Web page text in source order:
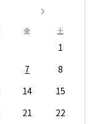
金 土
1
7
8
14
15
21
22